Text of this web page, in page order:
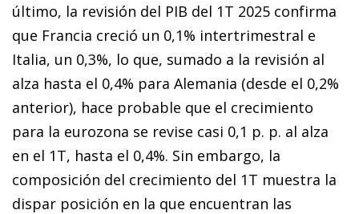
último, la revisión del PIB del 1T 2025 confirma
que Francia creció un 0,1% intertrimestral e
Italia, un 0,3%, lo que, sumado a la revisión al
alza hasta el 0,4% para Alemania (desde el 0,2%
anterior), hace probable que el crecimiento
para la eurozona se revise casi 0,1 p. p. al alza
en el 1T, hasta el 0,4%. Sin embargo, la
composición del crecimiento del 1T muestra la
dispar posición en la que encuentran las